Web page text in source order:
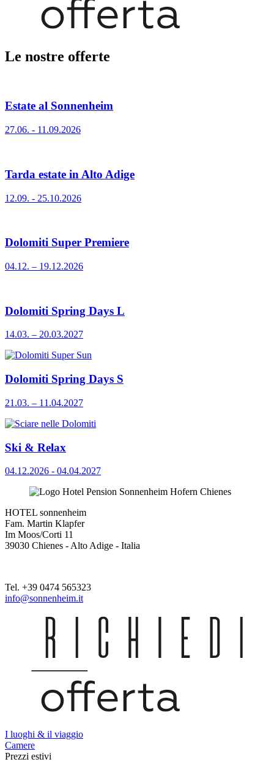
Le nostre offerte
Estate al Sonnenheim
27.06. - 11.09.2026
Tarda estate in Alto Adige
12.09. - 25.10.2026
Dolomiti Super Premiere
04.12. – 19.12.2026
Dolomiti Spring Days L
14.03. – 20.03.2027
Dolomiti Spring Days S
21.03. – 11.04.2027
Ski & Relax
04.12.2026 - 04.04.2027
HOTEL sonnenheim
Fam. Martin Klapfer
Im Moos/Corti 11
39030 Chienes - Alto Adige - Italia
Tel. +39 0474 565323
info@sonnenheim.it
I luoghi & il viaggio
Camere
Prezzi estivi